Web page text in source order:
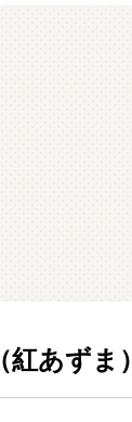
あずま）